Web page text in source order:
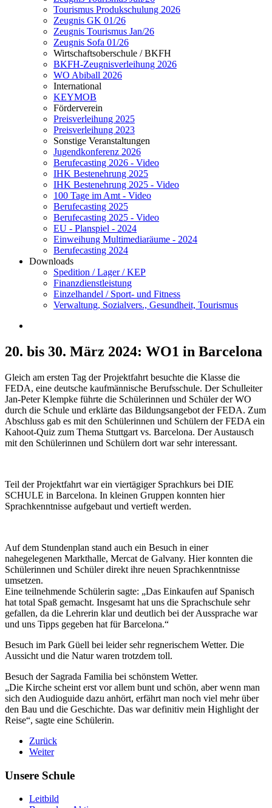
Tourismus Produkschulung 2026
Zeugnis GK 01/26
Zeugnis Tourismus Jan/26
Zeugnis Sofa 01/26
Wirtschaftsoberschule / BKFH
BKFH-Zeugnisverleihung 2026
WO Abiball 2026
International
KEYMOB
Förderverein
Preisverleihung 2025
Preisverleihung 2023
Sonstige Veranstaltungen
Jugendkonferenz 2026
Berufecasting 2026 - Video
IHK Bestenehrung 2025
IHK Bestenehrung 2025 - Video
100 Tage im Amt - Video
Berufecasting 2025
Berufecasting 2025 - Video
EU - Planspiel - 2024
Einweihung Multimediaräume - 2024
Berufecasting 2024
Downloads
Spedition / Lager / KEP
Finanzdienstleistung
Einzelhandel / Sport- und Fitness
Verwaltung, Sozialvers., Gesundheit, Tourismus
20. bis 30. März 2024: WO1 in Barcelona
Gleich am ersten Tag der Projektfahrt besuchte die Klasse die
FEDA, eine deutsche kaufmännische Berufsschule. Der Schulleiter
Jan-Peter Klempke führte die Schülerinnen und Schüler der WO
durch die Schule und erklärte das Bildungsangebot der FEDA. Zum
Abschluss gab es mit den Schülerinnen und Schülern der FEDA ein
Kahoot-Quiz zum Thema Stuttgart vs. Barcelona. Der Austausch
mit den Schülerinnen und Schülern dort war sehr interessant.
Teil der Projektfahrt war ein viertägiger Sprachkurs bei DIE
SCHULE in Barcelona. In kleinen Gruppen konnten hier
Sprachkenntnisse aufgebaut und vertieft werden.
Auf dem Stundenplan stand auch ein Besuch in einer
nahegelegenen Markthalle, Mercat de Galvany. Hier konnten die
Schülerinnen und Schüler direkt ihre neuen Sprachkenntnisse
umsetzen.
Eine teilnehmende Schülerin sagte: „Das Einkaufen auf Spanisch
hat total Spaß gemacht. Insgesamt hat uns die Sprachschule sehr
gefallen, da die Lehrerin klar und deutlich bei der Aussprache war
und uns Tipps gegeben hat für Barcelona.“
Besuch im Park Güell bei leider sehr regnerischem Wetter. Die
Aussicht und die Natur waren trotzdem toll.
Besuch der Sagrada Familia bei schönstem Wetter.
„Die Kirche scheint erst vor allem bunt und schön, aber wenn man
sich den Audioguide dazu anhört, erfährt man noch viel mehr über
den Bau und die Geschichte. Das war definitiv mein Highlight der
Reise“, sagte eine Schülerin.
Zurück
Weiter
Unsere Schule
Leitbild